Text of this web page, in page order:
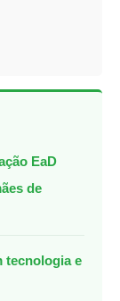
EaD
de
tecnologia e